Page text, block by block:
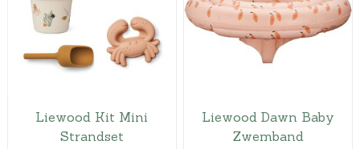
Liewood Kit Mini
Strandset
Liewood Dawn Baby
Zwemband